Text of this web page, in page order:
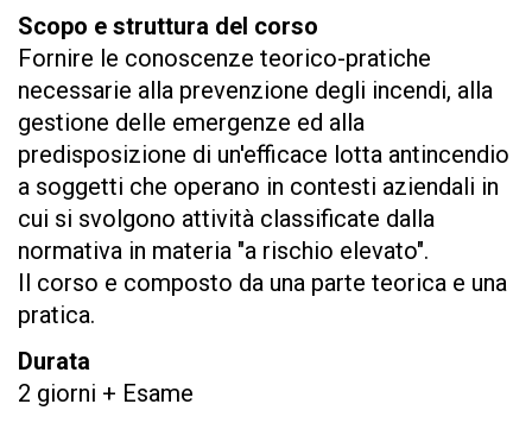
Scopo e struttura del corso
Fornire le conoscenze teorico-pratiche
necessarie alla prevenzione degli incendi, alla
gestione delle emergenze ed alla
predisposizione di un'efficace lotta antincendio
a soggetti che operano in contesti aziendali in
cui si svolgono attività classificate dalla
normativa in materia "a rischio elevato".
Il corso e composto da una parte teorica e una
pratica.
Durata
2 giorni + Esame